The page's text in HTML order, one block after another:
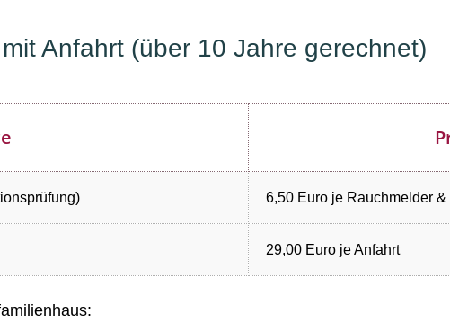
Anfahrt (über 10 Jahre gerechnet)
6,50 Euro je Rauchmelder &
29,00 Euro je Anfahrt